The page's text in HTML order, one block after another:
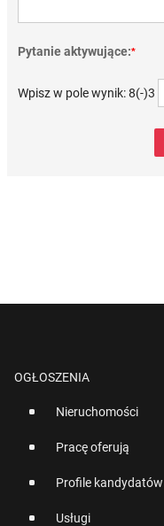
Pytanie aktywujące:*
Wpisz w pole wynik: 8(-)3
OGŁOSZENIA
Nieruchomości
Pracę oferują
Profile kandydatów
Usługi